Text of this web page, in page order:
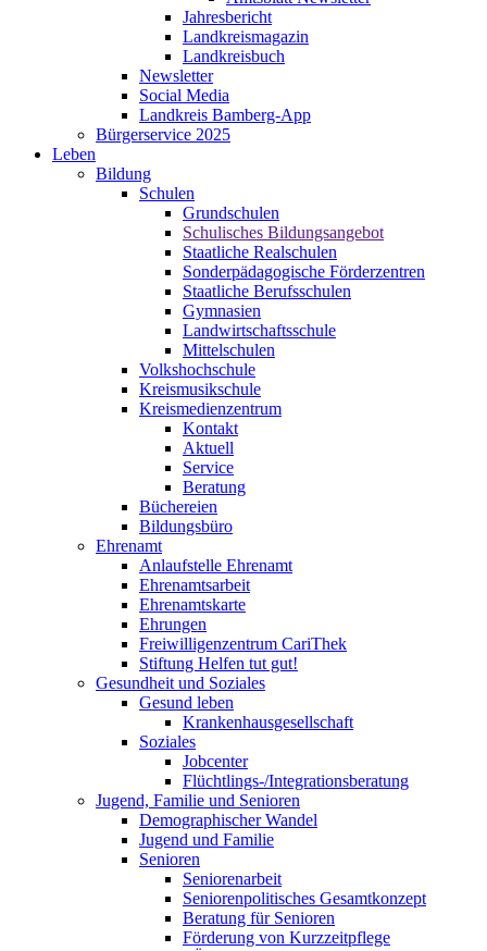
Jahresbericht
Landkreismagazin
Landkreisbuch
Newsletter
Social Media
Landkreis Bamberg-App
Bürgerservice 2025
Leben
Bildung
Schulen
Grundschulen
Schulisches Bildungsangebot
Staatliche Realschulen
Sonderpädagogische Förderzentren
Staatliche Berufsschulen
Gymnasien
Landwirtschaftsschule
Mittelschulen
Volkshochschule
Kreismusikschule
Kreismedienzentrum
Kontakt
Aktuell
Service
Beratung
Büchereien
Bildungsbüro
Ehrenamt
Anlaufstelle Ehrenamt
Ehrenamtsarbeit
Ehrenamtskarte
Ehrungen
Freiwilligenzentrum CariThek
Stiftung Helfen tut gut!
Gesundheit und Soziales
Gesund leben
Krankenhausgesellschaft
Soziales
Jobcenter
Flüchtlings-/Integrationsberatung
Jugend, Familie und Senioren
Demographischer Wandel
Jugend und Familie
Senioren
Seniorenarbeit
Seniorenpolitisches Gesamtkonzept
Beratung für Senioren
Förderung von Kurzzeitpflege